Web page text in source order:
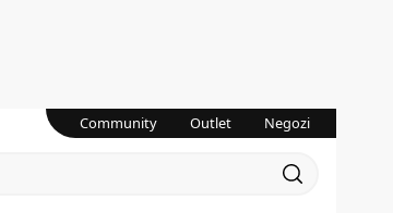
Community Outlet Negozi